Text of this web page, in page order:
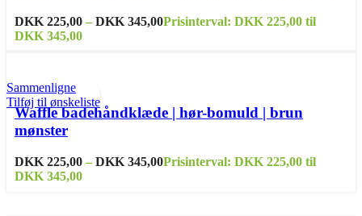
DKK 225,00 – DKK 345,00Prisinterval: DKK 225,00 til
DKK 345,00
Sammenligne
Tilføj til ønskeliste
Waffle badehåndklæde | hør-bomuld | brun
mønster
DKK 225,00 – DKK 345,00Prisinterval: DKK 225,00 til
DKK 345,00